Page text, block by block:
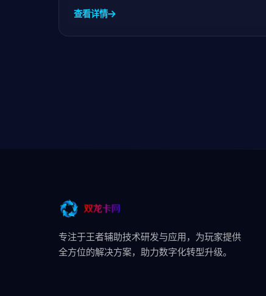
查看详情
专注于王者辅助技术研发与应用，为玩家提供
全方位的解决方案，助力数字化转型升级。